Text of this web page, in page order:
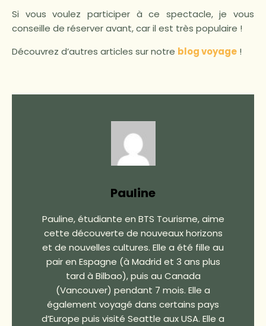
Si vous voulez participer à ce spectacle, je vous
conseille de réserver avant, car il est très populaire !
Découvrez d’autres articles sur notre blog voyage !
Pauline
Pauline, étudiante en BTS Tourisme, aime
cette découverte de nouveaux horizons
et de nouvelles cultures. Elle a été fille au
pair en Espagne (à Madrid et 3 ans plus
tard à Bilbao), puis au Canada
(Vancouver) pendant 7 mois. Elle a
également voyagé dans certains pays
d’Europe puis visité Seattle aux USA. Elle a